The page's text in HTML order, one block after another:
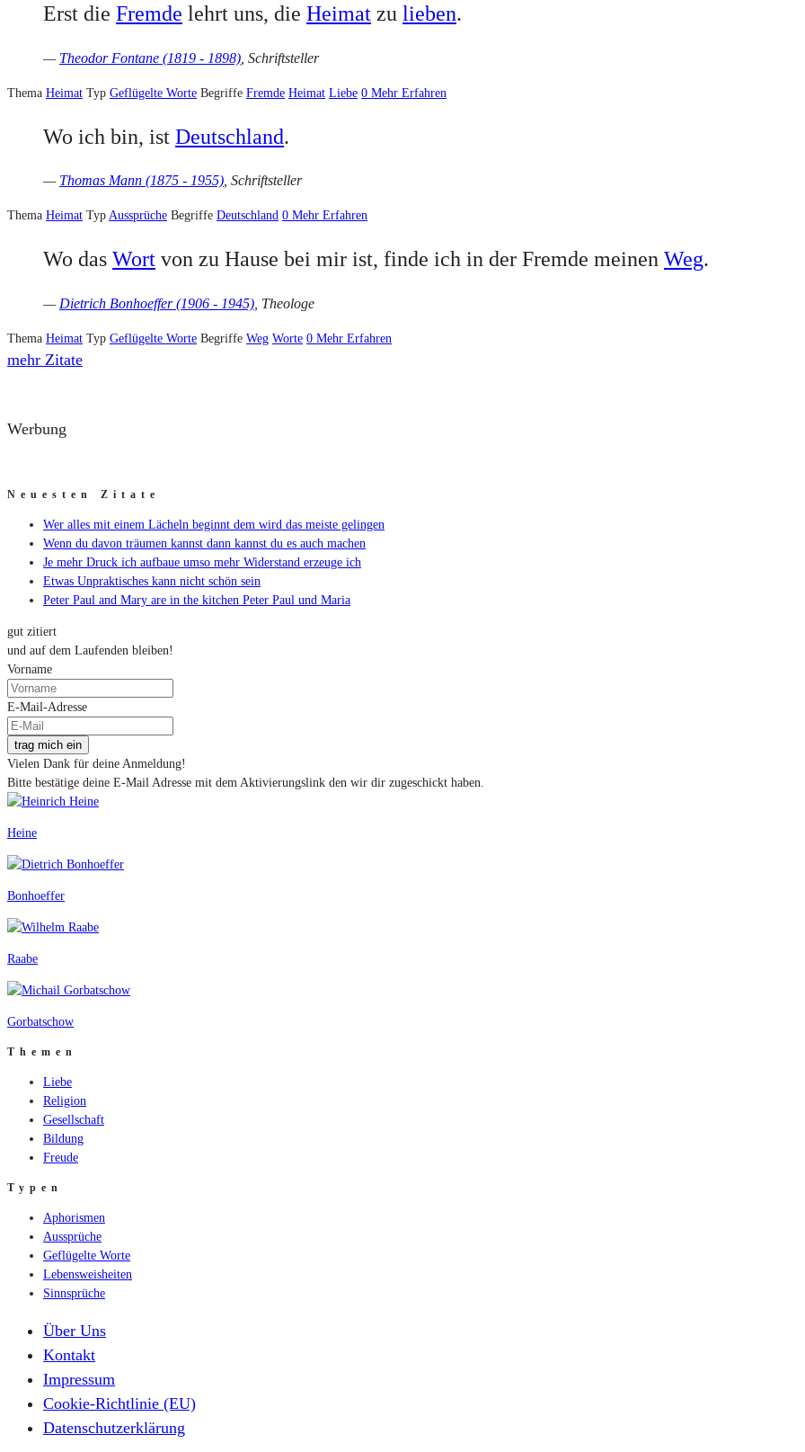
Erst die Fremde lehrt uns, die Heimat zu lieben.
— Theodor Fontane (1819 - 1898) , Schriftsteller
Thema Heimat Typ Geflügelte Worte Begriffe Fremde Heimat Liebe 0 Mehr Erfahren
Wo ich bin, ist Deutschland.
— Thomas Mann (1875 - 1955), Schriftsteller
Thema Heimat Typ Aussprüche Begriffe Deutschland 0 Mehr Erfahren
Wo das Wort von zu Hause bei mir ist, finde ich in der Fremde meinen Weg.
— Dietrich Bonhoeffer (1906 - 1945) , Theologe
Thema Heimat Typ Geflügelte Worte Begriffe Weg Worte 0 Mehr Erfahren
mehr Zitate
Werbung
Neuesten Zitate
Wer alles mit einem Lächeln beginnt dem wird das meiste gelingen
Wenn du davon träumen kannst dann kannst du es auch machen
Je mehr Druck ich aufbaue umso mehr Widerstand erzeuge ich
Etwas Unpraktisches kann nicht schön sein
Peter Paul and Mary are in the kitchen Peter Paul und Maria
gut zitiert
und auf dem Laufenden bleiben!
Vorname
E-Mail-Adresse
trag mich ein
Vielen Dank für deine Anmeldung!
Bitte bestätige deine E-Mail Adresse mit dem Aktivierungslink den wir dir zugeschickt haben.
Heine
Bonhoeffer
Raabe
Gorbatschow
Themen
Liebe
Religion
Gesellschaft
Bildung
Freude
Typen
Aphorismen
Aussprüche
Geflügelte Worte
Lebensweisheiten
Sinnsprüche
Über Uns
Kontakt
Impressum
Cookie-Richtlinie (EU)
Datenschutzerklärung